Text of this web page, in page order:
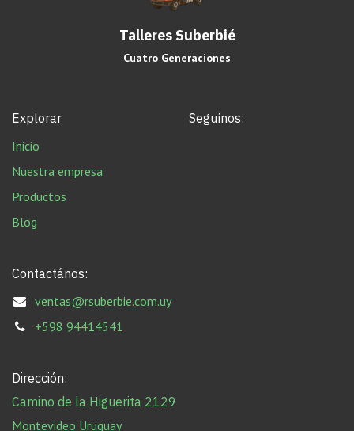
Talleres Suberbié
Cuatro Generaciones
Explorar
Inicio
Nuestra empresa
Productos
Blog
Contactános:
ventas@rsuberbie.com.uy
+598 94414541
Seguínos:
Dirección:
Camino de la Higuerita 2129
Montevideo Uruguay